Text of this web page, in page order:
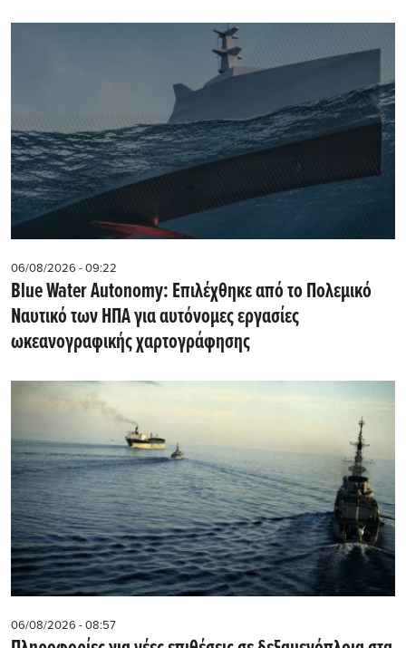
06/08/2026 - 09:22
Blue Water Autonomy: Επιλέχθηκε από το Πολεμικό
Ναυτικό των ΗΠΑ για αυτόνομες εργασίες
ωκεανογραφικής χαρτογράφησης
06/08/2026 - 08:57